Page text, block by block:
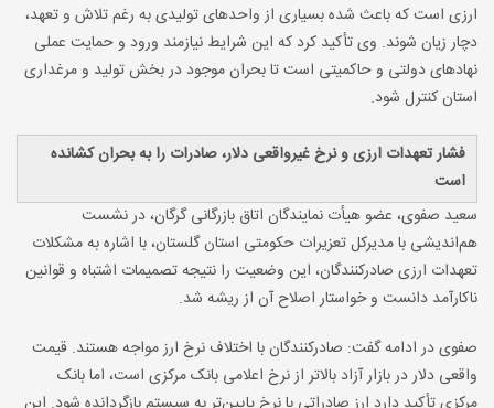
ارزی است که باعث شده بسیاری از واحدهای تولیدی به رغم تلاش و تعهد،
دچار زیان شوند. وی تأکید کرد که این شرایط نیازمند ورود و حمایت عملی
نهادهای دولتی و حاکمیتی است تا بحران موجود در بخش تولید و مرغداری
استان کنترل شود.
فشار تعهدات ارزی و نرخ غیرواقعی دلار، صادرات را به بحران کشانده
است
سعید صفوی، عضو هیأت نمایندگان اتاق بازرگانی گرگان، در نشست
هم‌اندیشی با مدیرکل تعزیرات حکومتی استان گلستان، با اشاره به مشکلات
تعهدات ارزی صادرکنندگان، این وضعیت را نتیجه تصمیمات اشتباه و قوانین
ناکارآمد دانست و خواستار اصلاح آن از ریشه شد.
صفوی در ادامه گفت: صادرکنندگان با اختلاف نرخ ارز مواجه هستند. قیمت
واقعی دلار در بازار آزاد بالاتر از نرخ اعلامی بانک مرکزی است، اما بانک